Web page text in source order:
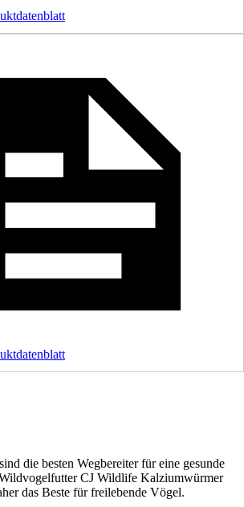
die besten Wegbereiter für eine gesunde
CJ Wildlife Kalziumwürmer
das Beste für freilebende Vögel.